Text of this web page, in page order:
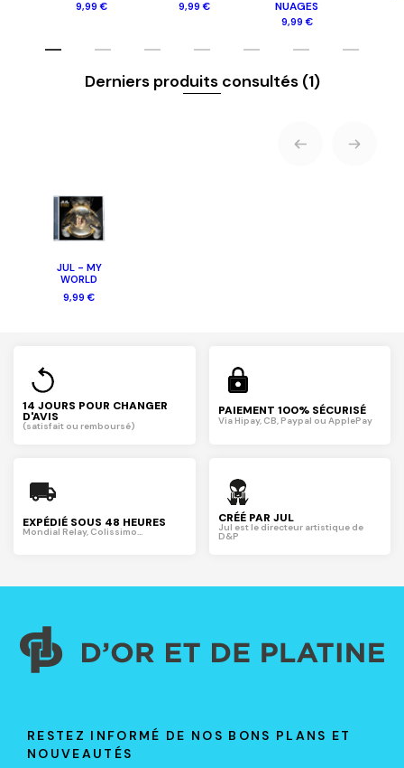
9,99 € 9,99 €
NUAGES
9,99 €
Derniers produits consultés (1)
JUL - MY
WORLD
9,99 €
14 JOURS POUR CHANGER
D'AVIS
(satisfait ou remboursé)
PAIEMENT 100% SÉCURISÉ
Via Hipay, CB, Paypal ou ApplePay
EXPÉDIÉ SOUS 48 HEURES
Mondial Relay, Colissimo...
CRÉÉ PAR JUL
Jul est le directeur artistique de
D&P
RESTEZ INFORMÉ DE NOS BONS PLANS ET
NOUVEAUTÉS